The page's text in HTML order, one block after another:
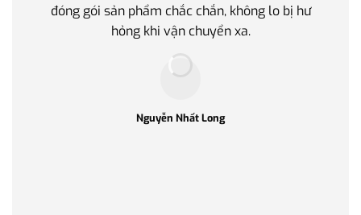
đóng gói sản phẩm chắc chắn, không lo bị hư
hỏng khi vận chuyển xa.
Nguyễn Nhất Long